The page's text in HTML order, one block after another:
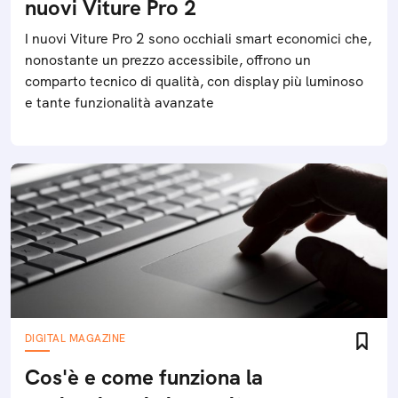
nuovi Viture Pro 2
I nuovi Viture Pro 2 sono occhiali smart economici che,
nonostante un prezzo accessibile, offrono un
comparto tecnico di qualità, con display più luminoso
e tante funzionalità avanzate
DIGITAL MAGAZINE
Cos'è e come funziona la